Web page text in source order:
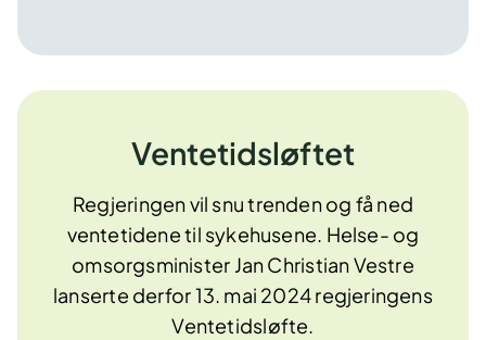
Ventetidsløftet
Regjeringen vil snu trenden og få ned
ventetidene til sykehusene. Helse- og
omsorgsminister Jan Christian Vestre
lanserte derfor 13. mai 2024 regjeringens
Ventetidsløfte.